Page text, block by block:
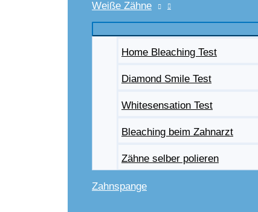
Weiße Zähne
Home Bleaching Test
Diamond Smile Test
Whitesensation Test
Bleaching beim Zahnarzt
Zähne selber polieren
Zahnspange